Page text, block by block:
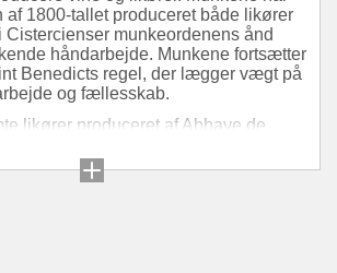
af 1800-tallet produceret både likører
Cistercienser munkeordenens ånd
håndarbejde. Munkene fortsætter
Benedicts regel, der lægger vægt på
og fællesskab.
likører produceret af Abbaye de
Lérina Verte og Lérina Jaune er
af 44 forskellige planter og urter i